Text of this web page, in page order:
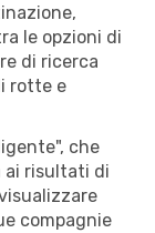
le opzioni di
di ricerca
rotte e
che
ai risultati di
compagnie